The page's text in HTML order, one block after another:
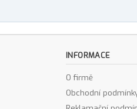
INFORMACE
O firmě
Obchodní